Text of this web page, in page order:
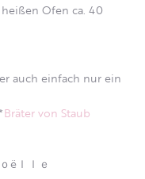
Ofen ca. 40
auch einfach nur ein
Bräter von Staub
ëｌｌｅ